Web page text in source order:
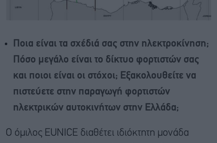
Ποια είναι τα σχέδιά σας στην ηλεκτροκίνηση;
Πόσο μεγάλο είναι το δίκτυο φορτιστών σας
και ποιοι είναι οι στόχοι; Εξακολουθείτε να
πιστεύετε στην παραγωγή φορτιστών
ηλεκτρικών αυτοκινήτων στην Ελλάδα;
Ο όμιλος EUNICE διαθέτει ιδιόκτητη μονάδα